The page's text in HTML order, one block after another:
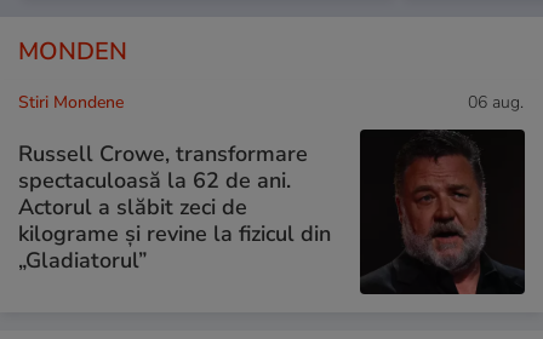
MONDEN
Stiri Mondene 06 aug.
Russell Crowe, transformare
spectaculoasă la 62 de ani.
Actorul a slăbit zeci de
kilograme și revine la fizicul din
„Gladiatorul”